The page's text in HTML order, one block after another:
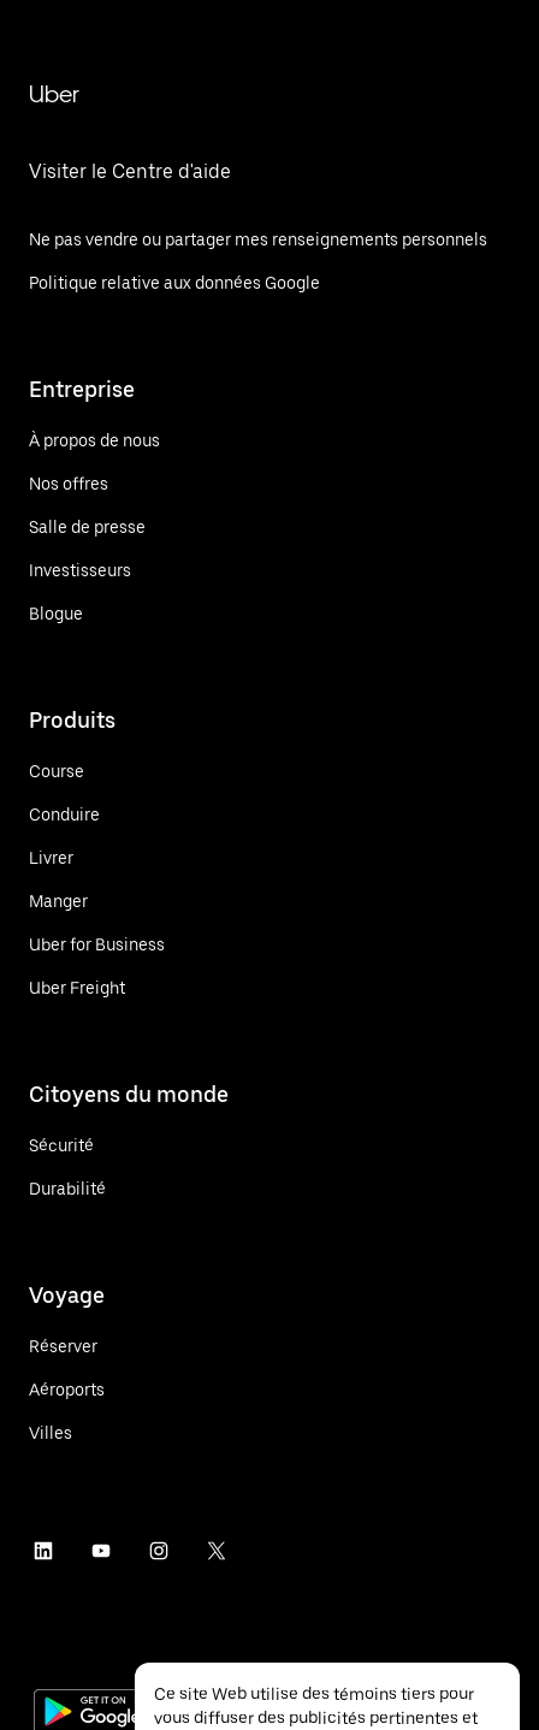
Uber
Visiter le Centre d'aide
Ne pas vendre ou partager mes renseignements personnels
Politique relative aux données Google
Entreprise
À propos de nous
Nos offres
Salle de presse
Investisseurs
Blogue
Produits
Course
Conduire
Livrer
Manger
Uber for Business
Uber Freight
Citoyens du monde
Sécurité
Durabilité
Voyage
Réserver
Aéroports
Villes
Ce site Web utilise des témoins tiers pour
vous diffuser des publicités pertinentes et